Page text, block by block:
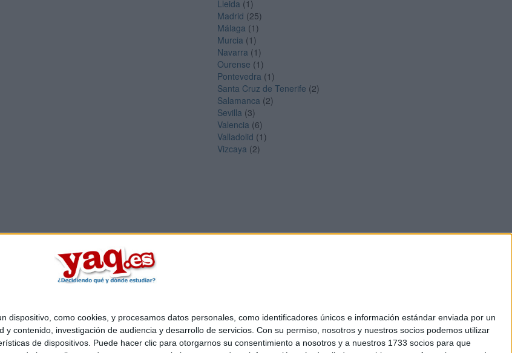
dispositivo, como cookies, y procesamos datos personales, como identificadores únicos e información estándar enviada por un
contenido, investigación de audiencia y desarrollo de servicios. Con su permiso, nosotros y nuestros socios podemos utilizar
de dispositivos. Puede hacer clic para otorgarnos su consentimiento a nosotros y a nuestros 1733 socios para que
Lleida (1)
Madrid (25)
Málaga (1)
Murcia (1)
Navarra (1)
Ourense (1)
Pontevedra (1)
Santa Cruz de Tenerife (2)
Salamanca (2)
Sevilla (3)
Valencia (6)
Valladolid (1)
Vizcaya (2)
Quiénes somos|Contactar|Anúnciate
Politica de privacidad|Condiciones generales|Política de cookies
S.L.- Diego de León 47 - 28006 Madrid [ESPAÑA] - Tel. +34 91 593 2767